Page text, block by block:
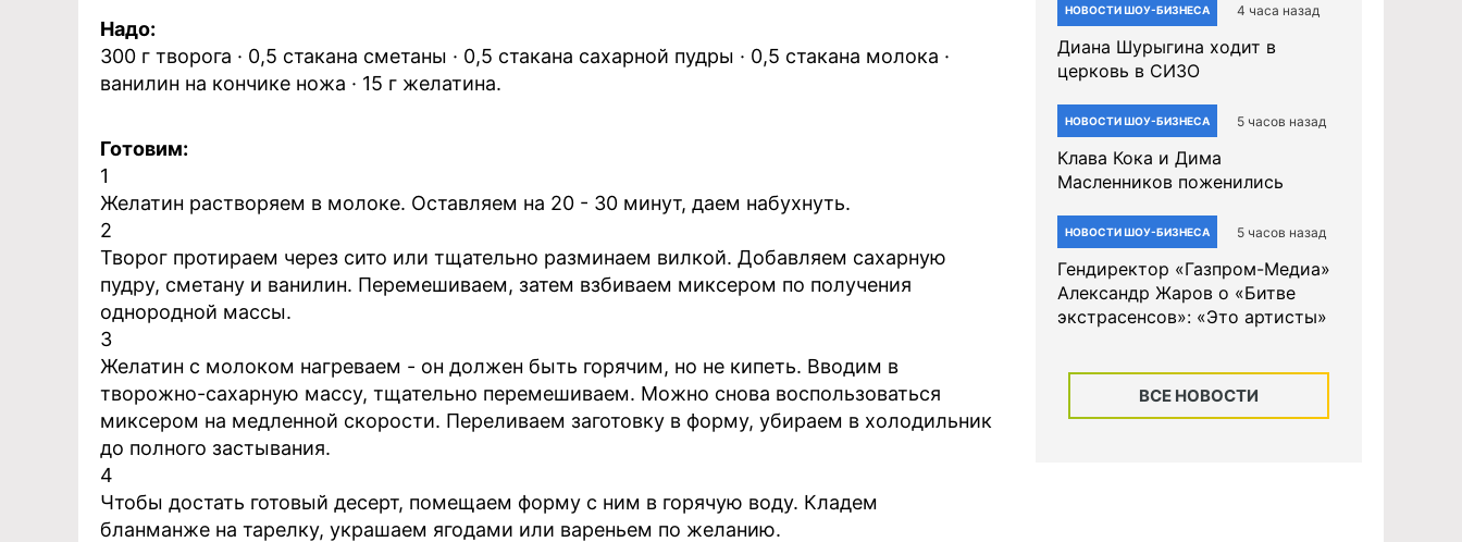
Надо:
300 г творога · 0,5 стакана сметаны · 0,5 стакана сахарной пудры · 0,5 стакана молока ·
ванилин на кончике ножа · 15 г желатина.
Готовим:
1
Желатин растворяем в молоке. Оставляем на 20 - 30 минут, даем набухнуть.
2
Творог протираем через сито или тщательно разминаем вилкой. Добавляем сахарную
пудру, сметану и ванилин. Перемешиваем, затем взбиваем миксером по получения
однородной массы.
3
Желатин с молоком нагреваем - он должен быть горячим, но не кипеть. Вводим в
творожно-сахарную массу, тщательно перемешиваем. Можно снова воспользоваться
миксером на медленной скорости. Переливаем заготовку в форму, убираем в холодильник
до полного застывания.
4
Чтобы достать готовый десерт, помещаем форму с ним в горячую воду. Кладем
бланманже на тарелку, украшаем ягодами или вареньем по желанию.
НОВОСТИ ШОУ-БИЗНЕСА 4 часа назад
Диана Шурыгина ходит в
церковь в СИЗО
НОВОСТИ ШОУ-БИЗНЕСА 5 часов назад
Клава Кока и Дима
Масленников поженились
НОВОСТИ ШОУ-БИЗНЕСА 5 часов назад
Гендиректор «Газпром-Медиа»
Александр Жаров о «Битве
экстрасенсов»: «Это артисты»
ВСЕ НОВОСТИ